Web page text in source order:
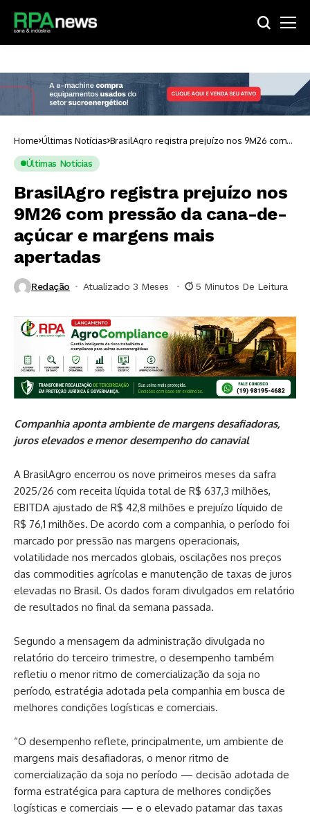
Home Últimas Notícias BrasilAgro registra prejuízo nos 9M26 com
pressão da cana-de-açúcar e margens mais
Últimas Notícias
BrasilAgro registra prejuízo nos
9M26 com pressão da cana-de-
açúcar e margens mais
apertadas
Redação Atualizado 3 Meses ⁮ 5 Minutos De Leitura
Companhia aponta ambiente de margens desafiadoras,
juros elevados e menor desempenho do canavial
A BrasilAgro encerrou os nove primeiros meses da safra
2025/26 com receita líquida total de R$ 637,3 milhões,
EBITDA ajustado de R$ 42,8 milhões e prejuízo líquido de
R$ 76,1 milhões. De acordo com a companhia, o período foi
marcado por pressão nas margens operacionais,
volatilidade nos mercados globais, oscilações nos preços
das commodities agrícolas e manutenção de taxas de juros
elevadas no Brasil. Os dados foram divulgados em relatório
de resultados no final da semana passada.
Segundo a mensagem da administração divulgada no
relatório do terceiro trimestre, o desempenho também
refletiu o menor ritmo de comercialização da soja no
período, estratégia adotada pela companhia em busca de
melhores condições logísticas e comerciais.
“O desempenho reflete, principalmente, um ambiente de
margens mais desafiadoras, o menor ritmo de
comercialização da soja no período — decisão adotada de
forma estratégica para captura de melhores condições
logísticas e comerciais — e o elevado patamar das taxas